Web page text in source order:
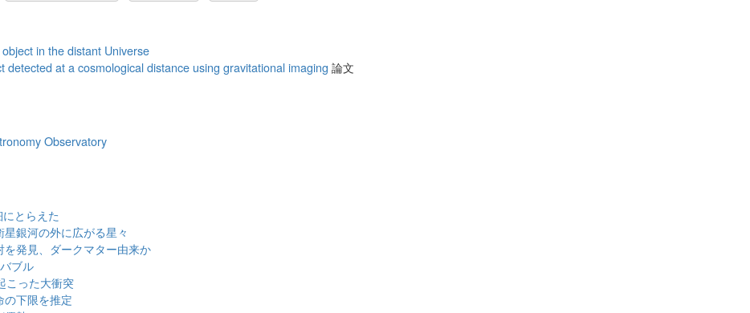
in the distant Universe
detected at a cosmological distance using gravitational imaging 論文
Observatory
とらえた
銀河の外に広がる星々
発見、ダークマター由来か
ブル
こった大衝突
の下限を推定